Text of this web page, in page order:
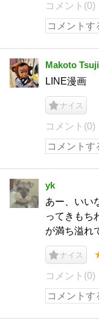
コメント(0)
Makoto Tsuji
LINE漫画
ナイス
コメント(0)
yk
あー、いい
ってきもち
が満ち溢れ
ナイス
コメント(0)